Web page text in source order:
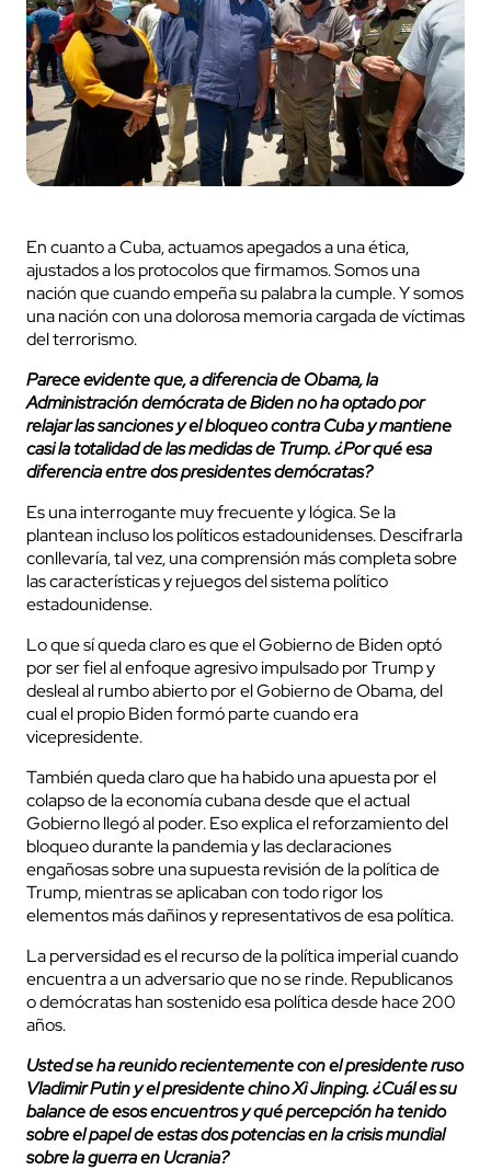
En cuanto a Cuba, actuamos apegados a una ética,
ajustados a los protocolos que firmamos. Somos una
nación que cuando empeña su palabra la cumple. Y somos
una nación con una dolorosa memoria cargada de víctimas
del terrorismo.
Parece evidente que, a diferencia de Obama, la
Administración demócrata de Biden no ha optado por
relajar las sanciones y el bloqueo contra Cuba y mantiene
casi la totalidad de las medidas de Trump. ¿Por qué esa
diferencia entre dos presidentes demócratas?
Es una interrogante muy frecuente y lógica. Se la
plantean incluso los políticos estadounidenses. Descifrarla
conllevaría, tal vez, una comprensión más completa sobre
las características y rejuegos del sistema político
estadounidense.
Lo que sí queda claro es que el Gobierno de Biden optó
por ser fiel al enfoque agresivo impulsado por Trump y
desleal al rumbo abierto por el Gobierno de Obama, del
cual el propio Biden formó parte cuando era
vicepresidente.
También queda claro que ha habido una apuesta por el
colapso de la economía cubana desde que el actual
Gobierno llegó al poder. Eso explica el reforzamiento del
bloqueo durante la pandemia y las declaraciones
engañosas sobre una supuesta revisión de la política de
Trump, mientras se aplicaban con todo rigor los
elementos más dañinos y representativos de esa política.
La perversidad es el recurso de la política imperial cuando
encuentra a un adversario que no se rinde. Republicanos
o demócratas han sostenido esa política desde hace 200
años.
Usted se ha reunido recientemente con el presidente ruso
Vladimir Putin y el presidente chino Xi Jinping. ¿Cuál es su
balance de esos encuentros y qué percepción ha tenido
sobre el papel de estas dos potencias en la crisis mundial
sobre la guerra en Ucrania?